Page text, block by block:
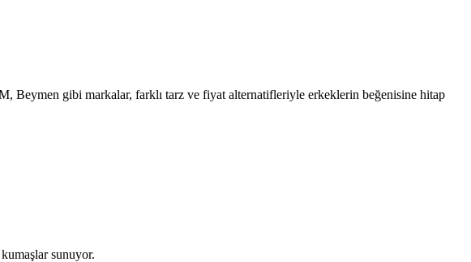
Beymen gibi markalar, farklı tarz ve fiyat alternatifleriyle erkeklerin beğenisine hitap
sunuyor.